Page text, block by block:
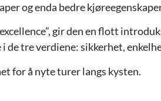
og enda bedre
gir den en flott
de tre verdiene: sikkerhet,
for å nyte turer langs kysten.